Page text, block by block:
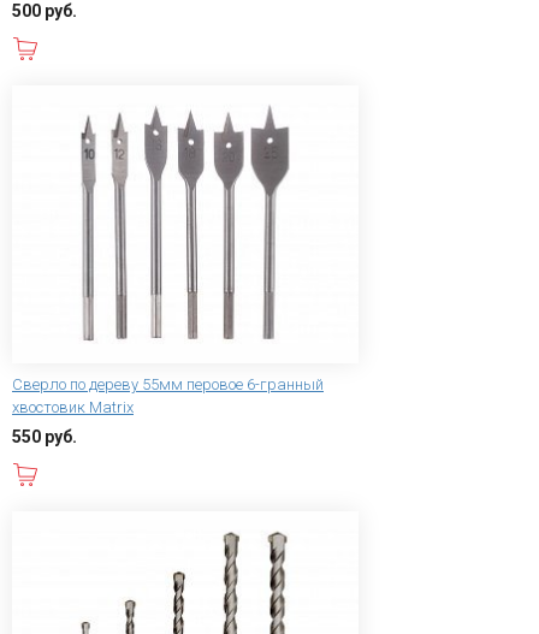
500 руб.
Сверло по дереву 55мм перовое 6-гранный
хвостовик Matrix
550 руб.